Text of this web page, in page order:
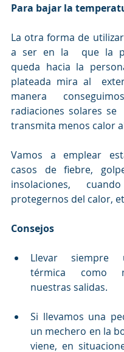
Para bajar la
La otra forma de
a ser en la  que la
queda hacia la
plateada mira al
manera
radiaciones solares se
transmita menos calor
Vamos a emplear
casos de fiebre,
insolaciones,
protegernos del calor,
Consejos
Llevar siempre
térmica como
nuestras salidas.
Si llevamos una
un mechero en la
viene, en